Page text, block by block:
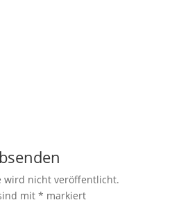
wird nicht veröffentlicht.
mit * markiert